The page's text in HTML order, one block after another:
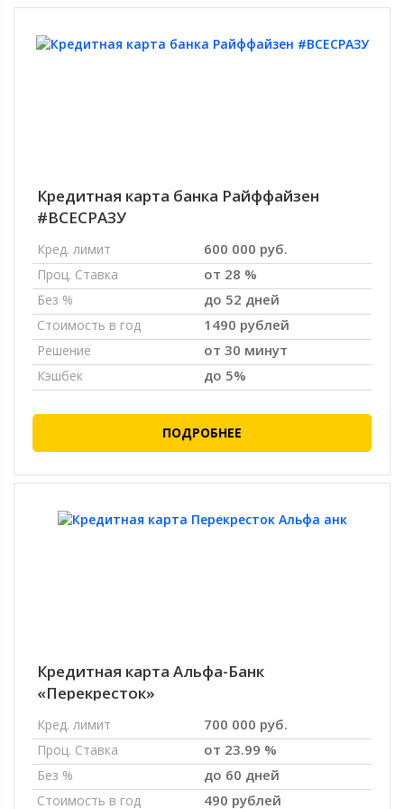
Кредитная карта банка Райффайзен
#ВСЕСРАЗУ
Кред. лимит 600 000 руб.
Проц. Ставка от 28 %
Без % до 52 дней
Стоимость в год 1490 рублей
Решение от 30 минут
Кэшбек до 5%
ПОДРОБНЕЕ
Кредитная карта Альфа-Банк
«Перекресток»
Кред. лимит 700 000 руб.
Проц. Ставка от 23.99 %
Без % до 60 дней
Стоимость в год 490 рублей